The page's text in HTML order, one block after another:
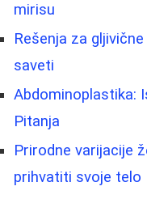
mirisu
Rešenja za
saveti
Abdominoplastika:
Pitanja
Prirodne varijacije
prihvatiti svoje telo